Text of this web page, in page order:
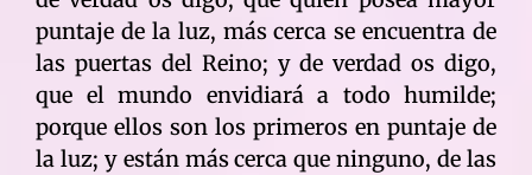
puntaje de la luz, más cerca se encuentra de
las puertas del Reino; y de verdad os digo,
que el mundo envidiará a todo humilde;
porque ellos son los primeros en puntaje de
la luz; y están más cerca que ninguno, de las